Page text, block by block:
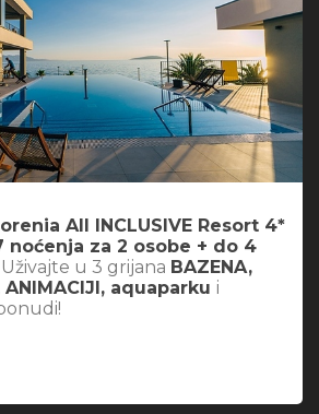
All INCLUSIVE Resort 4*
noćenja za 2 osobe + do 4
Uživajte u 3 grijana BAZENA,
aquaparku i